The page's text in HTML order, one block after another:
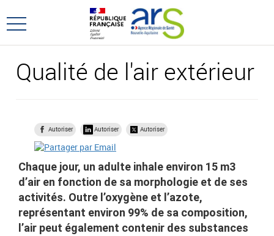
au
menu
au
contenu
Ouvrir
principal
Qualité de l'air extérieur
Autoriser Autoriser Autoriser
Chaque jour, un adulte inhale environ 15 m3
d’air en fonction de sa morphologie et de ses
activités. Outre l’oxygène et l’azote,
représentant environ 99% de sa composition,
l’air peut également contenir des substances